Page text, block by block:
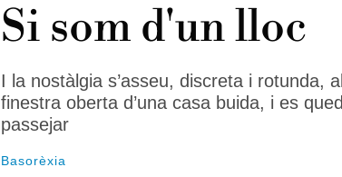
Si som d'un lloc
I la nostàlgia s’asseu, discreta i rotunda,
finestra oberta d’una casa buida, i es
passejar
Basorèxia